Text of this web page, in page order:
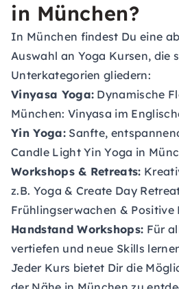
in München?
In München findest Du eine
Auswahl an Yoga Kursen, die
Unterkategorien gliedern:
Vinyasa Yoga: Dynamische
München: Vinyasa im
Yin Yoga:Sanfte,
Candle Light Yin Yoga in
Workshops & Retreats:
z.B. Yoga & Create Day
Frühlingserwachen & Positive
Handstand Workshops: Für
vertiefen und neue Skills
Jeder Kurs bietet Dir die